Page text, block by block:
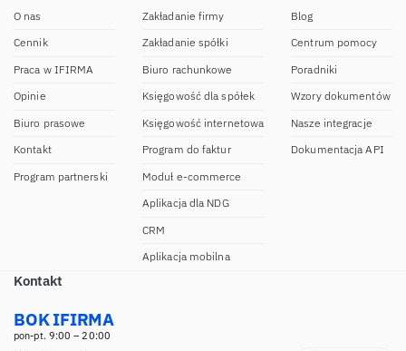
O nas
Cennik
Praca w IFIRMA
Opinie
Biuro prasowe
Kontakt
Program partnerski
Zakładanie firmy
Zakładanie spółki
Biuro rachunkowe
Księgowość dla spółek
Księgowość internetowa
Program do faktur
Moduł e-commerce
Aplikacja dla NDG
CRM
Aplikacja mobilna
Blog
Centrum pomocy
Poradniki
Wzory dokumentów
Nasze integracje
Dokumentacja API
Kontakt
BOK IFIRMA
pon-pt. 9:00 – 20:00